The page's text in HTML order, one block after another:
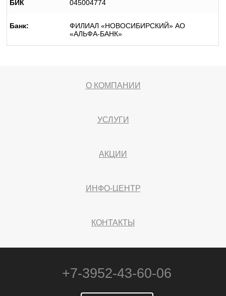
БИК 045004774
Банк:
ФИЛИАЛ «НОВОСИБИРСКИЙ» АО
«АЛЬФА-БАНК»
О КОМПАНИИ
УСЛУГИ
АКЦИИ
ИНФО-ЦЕНТР
КОНТАКТЫ
+7-3952-43-60-06